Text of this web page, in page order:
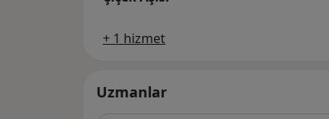
+ 1 hizmet
Uzmanlar